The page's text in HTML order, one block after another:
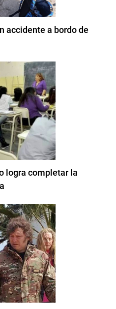
accidente a bordo de
logra completar la